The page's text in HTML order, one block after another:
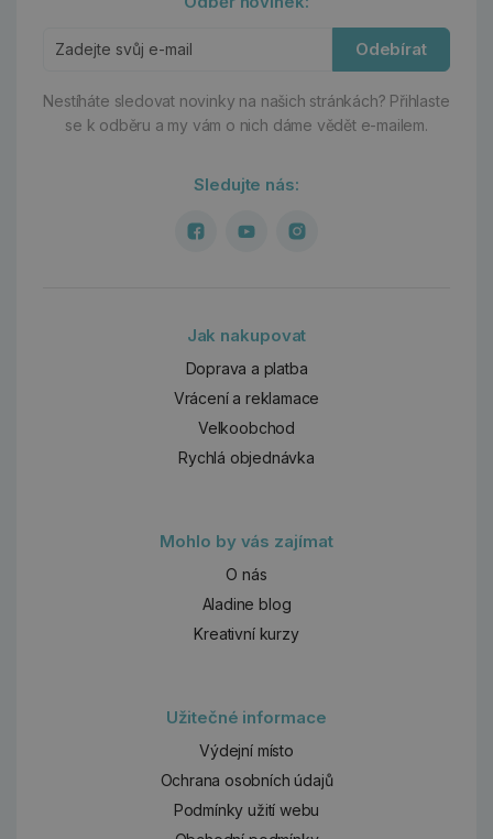
Odebírat
Nestíháte sledovat novinky na našich stránkách? Přihlaste
se k odběru a my vám o nich dáme vědět e-mailem.
Sledujte nás:
Jak nakupovat
Doprava a platba
Vrácení a reklamace
Velkoobchod
Rychlá objednávka
Mohlo by vás zajímat
O nás
Aladine blog
Kreativní kurzy
Užitečné informace
Výdejní místo
Ochrana osobních údajů
Podmínky užití webu